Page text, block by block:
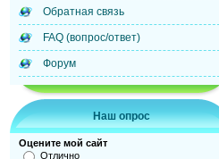
Обратная связь
FAQ (вопрос/ответ)
Форум
Наш опрос
Оцените мой сайт
Отлично